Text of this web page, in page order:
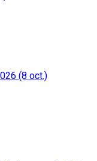
(8 oct.)